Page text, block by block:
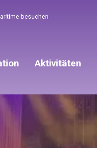
besuchen
Aktivitäten